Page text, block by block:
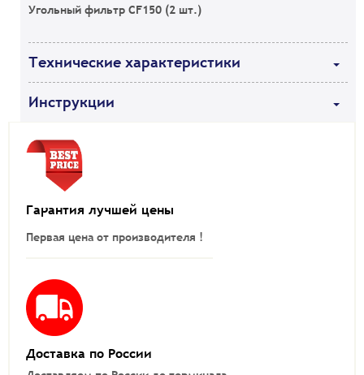
Угольный фильтр CF150 (2 шт.)
Технические характеристики
Инструкции
Гарантия лучшей цены
Первая цена от производителя !
Доставка по России